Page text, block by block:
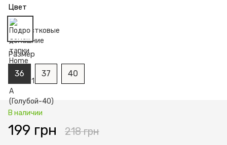
Цвет
Размер
36 37 40
В наличии
199 грн 218 грн